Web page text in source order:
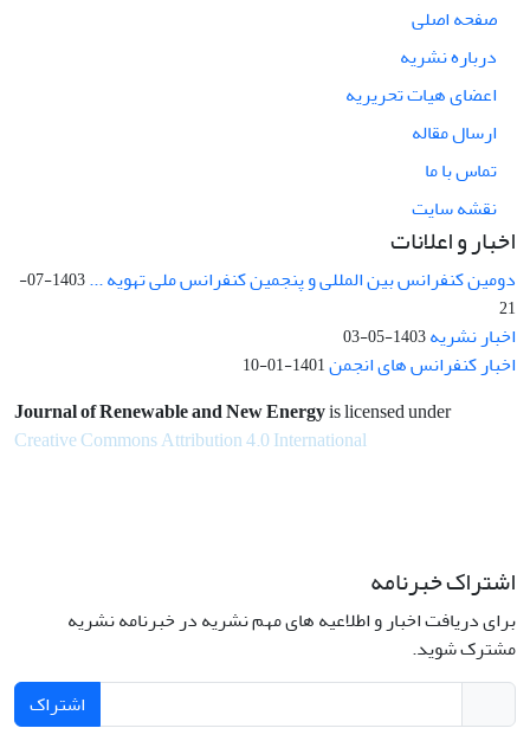
صفحه اصلی
درباره نشریه
اعضای هیات تحریریه
ارسال مقاله
تماس با ما
نقشه سایت
اخبار و اعلانات
دومین کنفرانس بین المللی و پنجمین کنفرانس ملی تهویه ...
1403-07-
21
اخبار نشریه1403-05-03
اخبار کنفرانس های انجمن1401-01-10
Journal of Renewable and New Energyis licensed under
Creative Commons Attribution 4.0 International
اشتراک خبرنامه
برای دریافت اخبار و اطلاعیه های مهم نشریه در خبرنامه نشریه
مشترک شوید.
اشتراک